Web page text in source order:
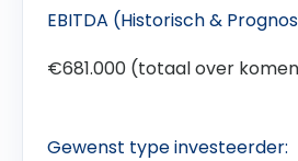
EBITDA (Historisch &
€681.000 (totaal over
Gewenst type investeerder: